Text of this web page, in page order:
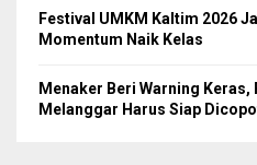
Festival UMKM Kaltim 2026
Momentum Naik Kelas
Menaker Beri Warning Keras,
Melanggar Harus Siap